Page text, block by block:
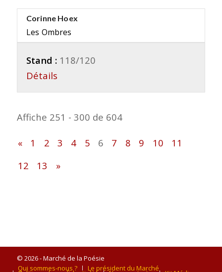
Corinne Hoex
Les Ombres
Stand : 118/120
Détails
Affiche 251 - 300 de 604
« 1 2 3 4 5 6 7 8 9 10
11
12
13 »
© 2026 - Marché de la Poésie
Qui sommes-nous ?
Le président du Marché